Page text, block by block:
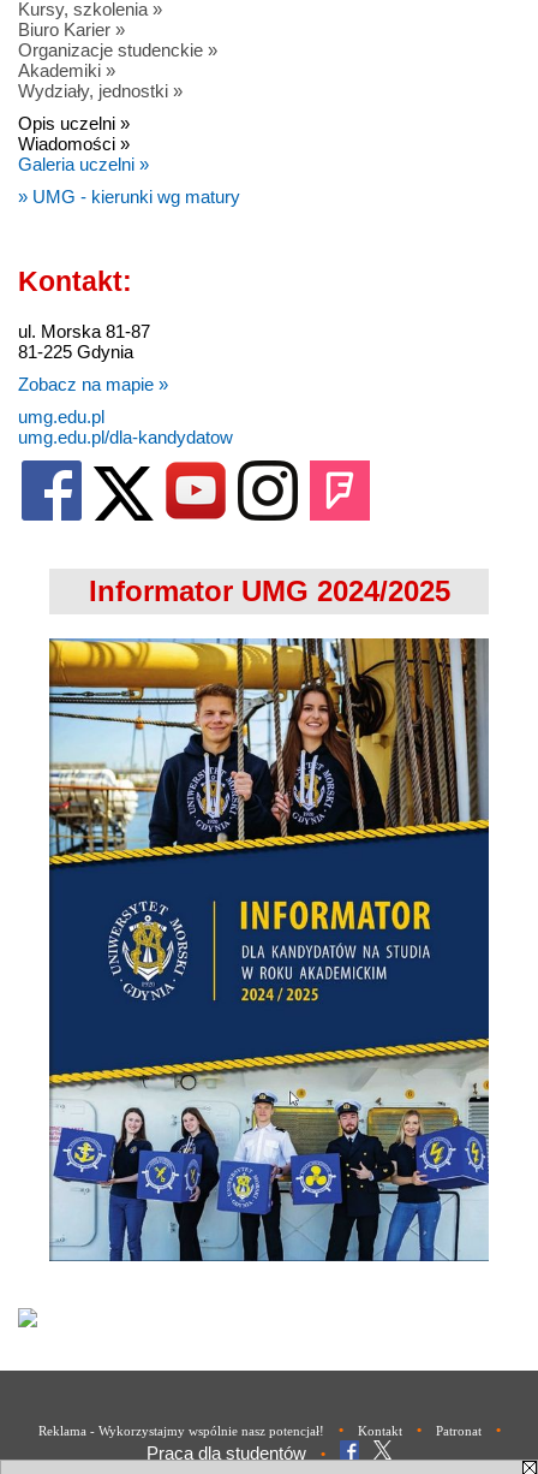
Kursy, szkolenia »
Biuro Karier »
Organizacje studenckie »
Akademiki »
Wydziały, jednostki »
Opis uczelni »
Wiadomości »
Galeria uczelni »
» UMG - kierunki wg matury
Kontakt:
ul. Morska 81-87
81-225 Gdynia
Zobacz na mapie »
umg.edu.pl
umg.edu.pl/dla-kandydatow
Informator UMG 2024/2025
Reklama - Wykorzystajmy wspólnie nasz potencjał! • Kontakt • Patronat •
Praca dla studentów •